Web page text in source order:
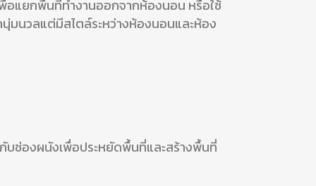
พื่อแยกพื้นที่ทำงานออกจากห้องนอน หรือใช้
มนวลแต่มีสไตล์ระหว่างห้องนอนและห้อง
บช่องผนังเพื่อประหยัดพื้นที่และสร้างพื้นที่